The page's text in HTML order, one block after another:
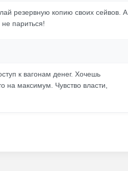
резервную копию своих сейвов. А
париться!
к вагонам денег. Хочешь
на максимум. Чувство власти,